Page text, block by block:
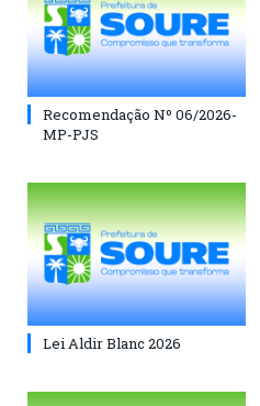
Recomendação Nº 06/2026-
MP-PJS
Lei Aldir Blanc 2026